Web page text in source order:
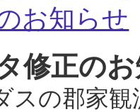
お知らせ
修正の
スの郡家